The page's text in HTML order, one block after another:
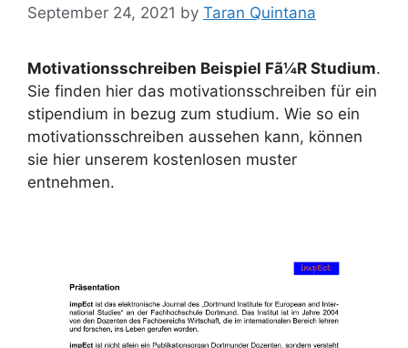
September 24, 2021 by Taran Quintana
Motivationsschreiben Beispiel Fã¼R Studium.
Sie finden hier das motivationsschreiben für ein
stipendium in bezug zum studium. Wie so ein
motivationsschreiben aussehen kann, können
sie hier unserem kostenlosen muster
entnehmen.